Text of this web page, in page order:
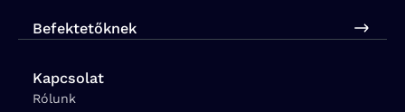
Befektetőknek
Kapcsolat
Rólunk